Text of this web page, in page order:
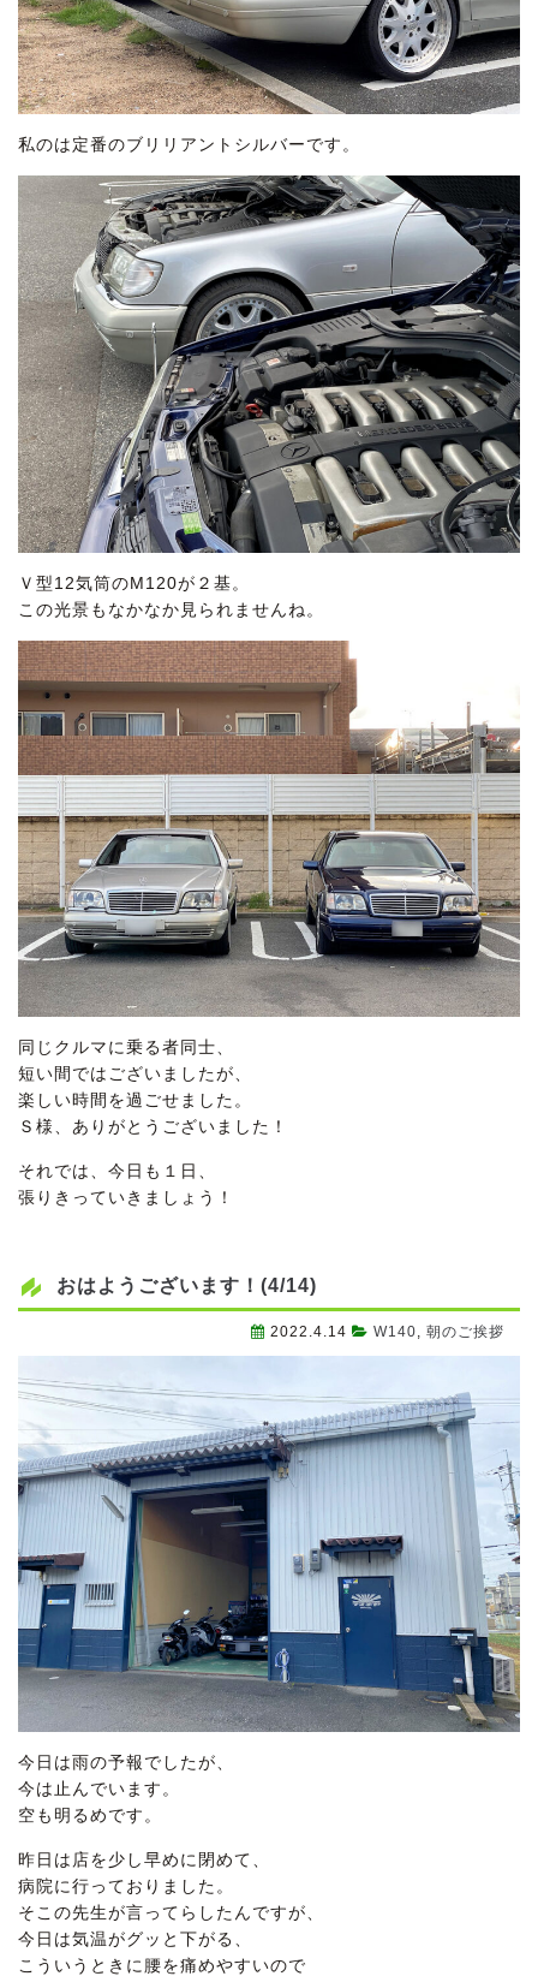
私のは定番のブリリアントシルバーです。
Ｖ型12気筒のM120が２基。
この光景もなかなか見られませんね。
同じクルマに乗る者同士、
短い間ではございましたが、
楽しい時間を過ごせました。
Ｓ様、ありがとうございました！
それでは、今日も１日、
張りきっていきましょう！
おはようございます！(4/14)
2022.4.14 W140, 朝のご挨拶
今日は雨の予報でしたが、
今は止んでいます。
空も明るめです。
昨日は店を少し早めに閉めて、
病院に行っておりました。
そこの先生が言ってらしたんですが、
今日は気温がグッと下がる、
こういうときに腰を痛めやすいので